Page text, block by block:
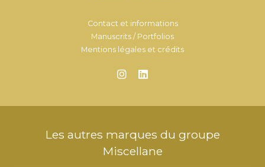
Contact et informations
Manuscrits / Portfolios
Mentions légales et crédits
Les autres marques du groupe
Miscellane